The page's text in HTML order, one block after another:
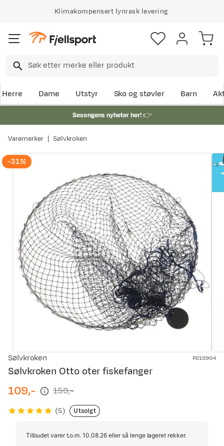
Klimakompensert lynrask levering
Herre Dame Utstyr Sko og støvler Barn
Sesongens nyheter her!👉
Varemerker Sølvkroken
-31%
Sølvkroken P215904
Sølvkroken Otto oter fiskefanger
discounted
price
109,-
original
price
159,-
(5) Utsolgt
Tilbudet varer t.o.m. 10.08.26 eller så lenge lageret rekker.